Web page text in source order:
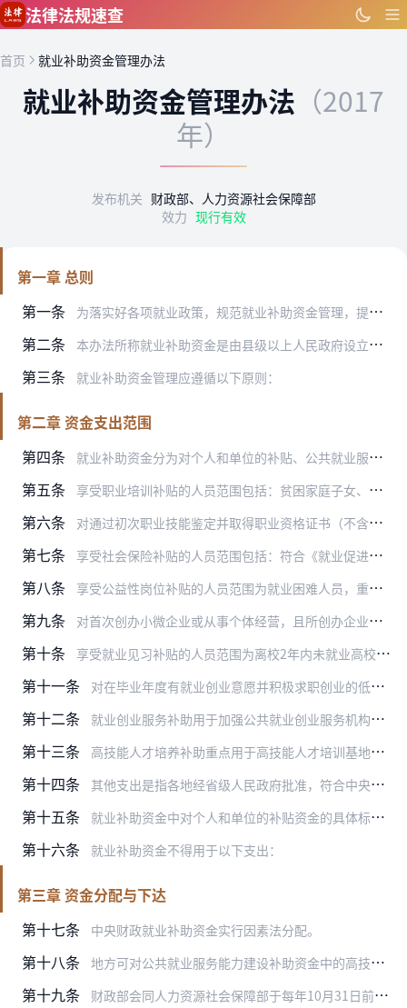
跳到主要内容
法律法规速查
首页 就业补助资金管理办法
就业补助资金管理办法 （2017
年）
发布机关 财政部、人力资源社会保障部
效力 现行有效
第一章 总则
第一条
为落实好各项就业政策，规范就业补助资金管理，提高资金使用效益，根据《中华人民共和国预算法》、《中华人民共和国就业促进法》等相关法律法规，制定本办法。
第二条 本办法所称就业补助资金是由县级以上人民政府设立，由本级财政部门会同人力资源社会保障部门（以下简称人社部门）管理，通过一般公共预算安排用于促进就业创业的专项资金。
第三条 就业补助资金管理应遵循以下原则：
第二章 资金支出范围
第四条
就业补助资金分为对个人和单位的补贴、公共就业服务能力建设补助两类。
第五条 享受职业培训补贴的人员范围包括：贫困家庭子女、毕业年度高校毕业生（含技师学院高级工班、预备技师班和特殊教育院校职业教育类毕业生，下同）、城乡未继续升学的应届初高…
第六条 对通过初次职业技能鉴定并取得职业资格证书（不含培训合格证）的五类人员，给予职业技能鉴定补贴。对纳入重点产业职业资格和职业技能等级评定指导目录的，可适当提高补贴标…
第七条 享受社会保险补贴的人员范围包括：符合《就业促进法》规定的就业困难人员和高校毕业生。
第八条 享受公益性岗位补贴的人员范围为就业困难人员，重点是大龄失业人员和零就业家庭人员。
第九条 对首次创办小微企业或从事个体经营，且所创办企业或个体工商户自工商登记注册之日起正常运营1年以上的离校2年内高校毕业生、就业困难人员，试点给予一次性创业补贴。具体…
第十条 享受就业见习补贴的人员范围为离校2年内未就业高校毕业生，艰苦边远地区、老工业基地、国家级贫困县可扩大至离校2年内未就业中职毕业生。对吸纳上述人员参加就业见习的单…
第十一条 对在毕业年度有就业创业意愿并积极求职创业的低保家庭、贫困残疾人家庭、建档立卡贫困家庭和特困人员中的高校毕业生，残疾及获得国家助学贷款的高校毕业生，给予一次性求职…
第十二条 就业创业服务补助用于加强公共就业创业服务机构服务能力建设，重点支持信息网络系统建设及维护，公共就业创业服务机构及其与高校开展的招聘活动和创业服务，对创业孵化基地…
第十三条 高技能人才培养补助重点用于高技能人才培训基地建设和技能大师工作室建设等支出。
第十四条 其他支出是指各地经省级人民政府批准，符合中央专项转移支付相关管理规定，确需新增的项目支出。
第十五条 就业补助资金中对个人和单位的补贴资金的具体标准，在符合以上原则规定的基础上，由省级财政、人社部门结合当地实际确定。各地要严格控制就业创业服务补助的支出比例。
第十六条 就业补助资金不得用于以下支出：
第三章 资金分配与下达
第十七条
中央财政就业补助资金实行因素法分配。
第十八条 地方可对公共就业服务能力建设补助资金中的高技能人才培养补助资金，实行项目管理，各地人社部门应当编制高技能人才培养中长期规划，确定本地区支持的高技能人才重点领域。
第十九条 财政部会同人力资源社会保障部于每年10月31日前将下一年度就业补助资金预计数下达至各省级财政和人社部门；每年在全国人民代表大会审查批准中央预算后90日内，正式下…